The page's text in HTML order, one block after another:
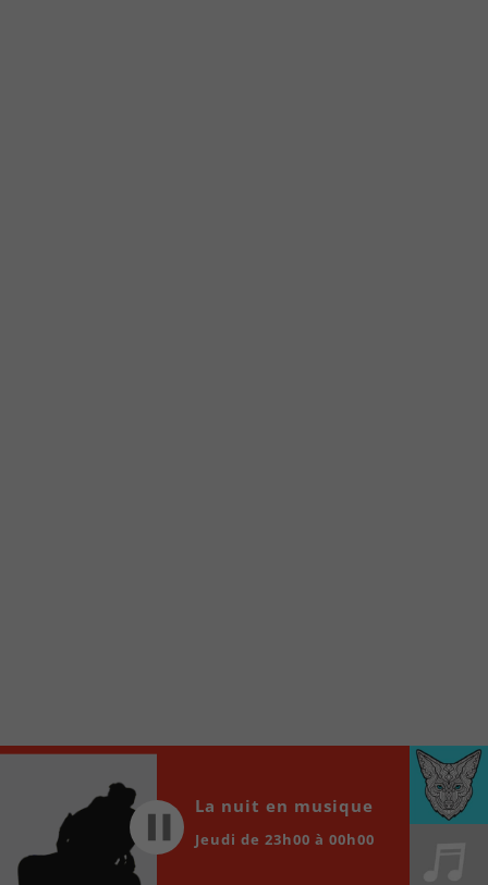
locale vous sont maintenant accessibles en un clic!
Player
00:00 00:00
La nuit en musique
Jeudi de 23h00 à 00h00